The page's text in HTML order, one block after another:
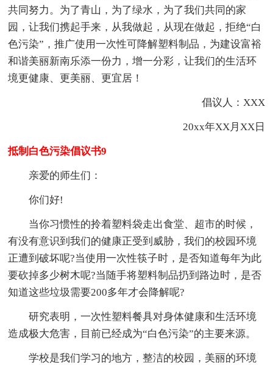
共同努力。为了青山，为了绿水，为了我们共同的家
园，让我们携起手来，从我做起，从现在做起，拒绝“白
色污染”，推广使用一次性可降解塑料制品，为建设富裕
和谐美丽新南乐添一份力，增一分彩，让我们的生活环
境更健康、更美丽、更宜居！
倡议人：XXX
20xx年XX月XX日
抵制白色污染倡议书9
亲爱的师生们：
你们好!
当你习惯性的拎着塑料袋走出食堂、超市的时候，
有没有意识到我们的健康正受到威胁，我们的校园环境
正遭到破坏呢?当使用一次性筷子时，是否知道每年为此
要砍掉多少树木呢?当随手将塑料制品扔到路边时，是否
知道这些垃圾需要200多年才会降解呢?
研究表明，一次性塑料餐具对身体健康和生活环境
造成极大危害，目前已经成为“白色污染”的主要来源。
学校是我们学习的地方，整洁的校园，美丽的环境